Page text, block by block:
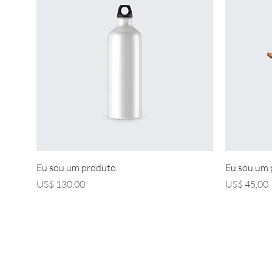
Visualização rápida
Eu sou um produto
Preço
US$ 130,00
Eu sou
Preço
US$ 45,00